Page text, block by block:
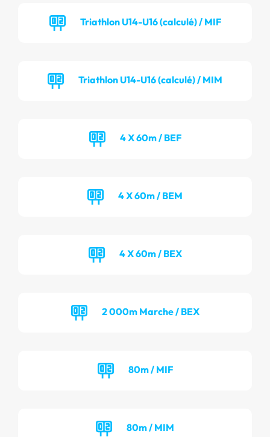
Triathlon U14-U16 (calculé) / MIF
Triathlon U14-U16 (calculé) / MIM
4 X 60m / BEF
4 X 60m / BEM
4 X 60m / BEX
2 000m Marche / BEX
80m / MIF
80m / MIM